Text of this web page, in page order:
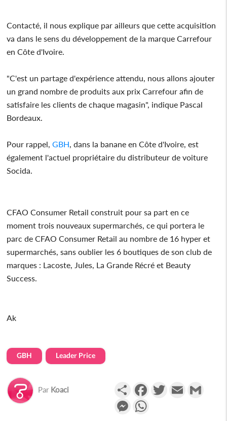
Contacté, il nous explique par ailleurs que cette acquisition
va dans le sens du développement de la marque Carrefour
en Côte d'Ivoire.
"C'est un partage d'expérience attendu, nous allons ajouter
un grand nombre de produits aux prix Carrefour afin de
satisfaire les clients de chaque magasin", indique Pascal
Bordeaux.
Pour rappel,GBH, dans la banane en Côte d'Ivoire, est
également l'actuel propriétaire du distributeur de voiture
Socida.
CFAO Consumer Retail construit pour sa part en ce
moment trois nouveaux supermarchés, ce qui portera le
parc de CFAO Consumer Retail au nombre de 16 hyper et
supermarchés, sans oublier les 6 boutiques de son club de
marques : Lacoste, Jules, La Grande Récré et Beauty
Success.
Ak
GBH Leader Price
Par Koaci PartagerFacebookTwitterEmail
Messenger